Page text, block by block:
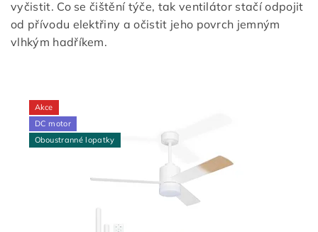
vyčistit. Co se čištění týče, tak ventilátor stačí odpojit
od přívodu elektřiny a očistit jeho povrch jemným
vlhkým hadříkem.
Akce
DC motor
Oboustranné lopatky